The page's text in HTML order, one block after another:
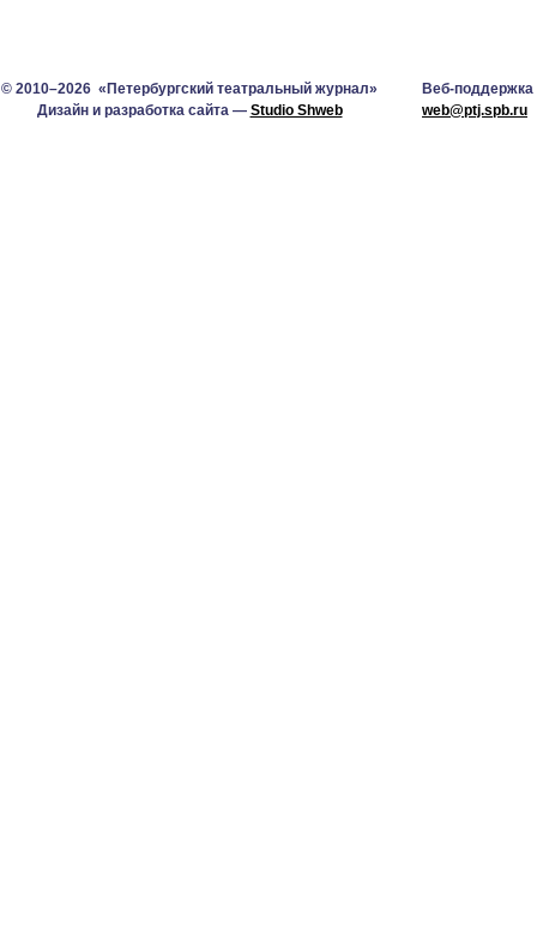
© 2010–2026 «Петербургский театральный журнал»
Дизайн и разработка сайта — Studio Shweb
Веб-поддержка
web@ptj.spb.ru